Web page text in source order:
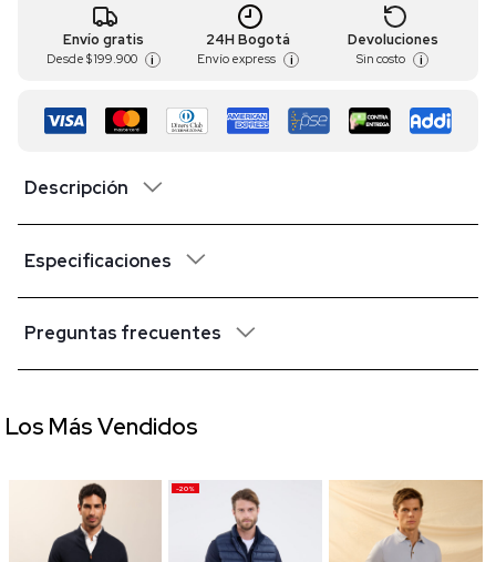
Envío gratis
Desde $ 199.900 i
24H Bogotá
Envío express i
Devoluciones
Sin costo i
Descripción
Especificaciones
Preguntas frecuentes
-20%
Los Más Vendidos